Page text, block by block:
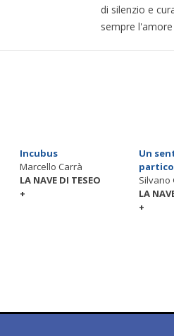
di silenzio e
sempre
Incubus
Marcello Carrà
LA NAVE DI TESEO
+
Un
Silvano
LA
+